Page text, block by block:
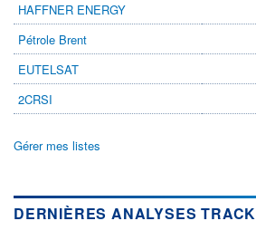
HAFFNER ENERGY
Pétrole Brent
EUTELSAT
2CRSI
Gérer mes listes
DERNIÈRES ANALYSES